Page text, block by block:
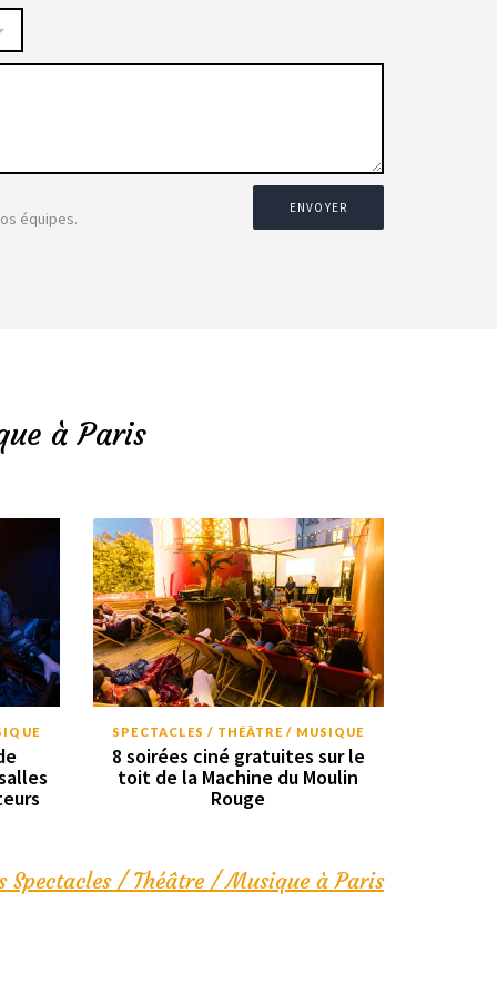
équipes.
ENVOYER
à Paris
SPECTACLES / THÉÂTRE / MUSIQUE
8 soirées ciné gratuites sur le
toit de la Machine du Moulin
Rouge
Spectacles / Théâtre / Musique à Paris